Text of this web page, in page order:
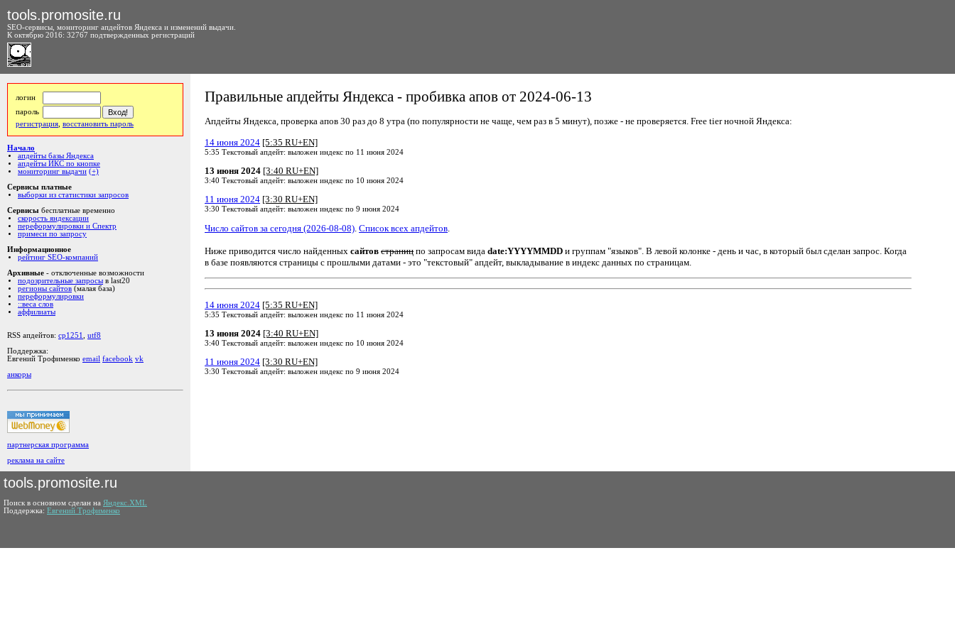
tools.promosite.ru
SEO-сервисы, мониторинг апдейтов Яндекса и изменений выдачи.
К октябрю 2016: 32767 подтвержденных регистраций
логин
пароль
регистрация восстановить пароль
Начало
апдейты базы Яндекса
апдейты ИКС по кнопке
мониторинг выдачи (+)
Сервисы платные
выборки из статистики запросов
Сервисы бесплатные временно
скорость яндексации
переформулировки и Спектр
примеси по запросу
Информационное
рейтинг SEO-компаний
Архивные - отключенные возможности
подозрительные запросы в last20
регионы сайтов (малая база)
переформулировки
::веса слов
аффилиаты
RSS апдейтов: cp1251
utf8
Поддержка:
Евгений Трофименко email facebook vk
анкоры
партнерская программа
реклама на сайте
Правильные апдейты Яндекса - пробивка апов от 2024-06-13
Апдейты Яндекса, проверка апов 30 раз до 8 утра (по популярности не чаще, чем раз в 5 минут), позже - не проверяется. Free tier ночной Яндекса:
14 июня 2024 [5:35 RU+EN]
5:35 Текстовый апдейт: выложен индекс по 11 июня 2024
13 июня 2024 [3:40 RU+EN]
3:40 Текстовый апдейт: выложен индекс по 10 июня 2024
11 июня 2024 [3:30 RU+EN]
3:30 Текстовый апдейт: выложен индекс по 9 июня 2024
Число сайтов за сегодня (2026-08-08) Список всех апдейтов
Ниже приводится число найденных сайтов страниц по запросам вида date:YYYYMMDD и группам "языков". В левой колонке - день и час, в который был сделан запрос. Когда
в базе появляются страницы с прошлыми датами - это "текстовый" апдейт, выкладывание в индекс данных по страницам.
14 июня 2024 [5:35 RU+EN]
5:35 Текстовый апдейт: выложен индекс по 11 июня 2024
13 июня 2024 [3:40 RU+EN]
3:40 Текстовый апдейт: выложен индекс по 10 июня 2024
11 июня 2024 [3:30 RU+EN]
3:30 Текстовый апдейт: выложен индекс по 9 июня 2024
tools.promosite.ru
Поиск в основном сделан на Яндекс.XML
Поддержка: Евгений Трофименко